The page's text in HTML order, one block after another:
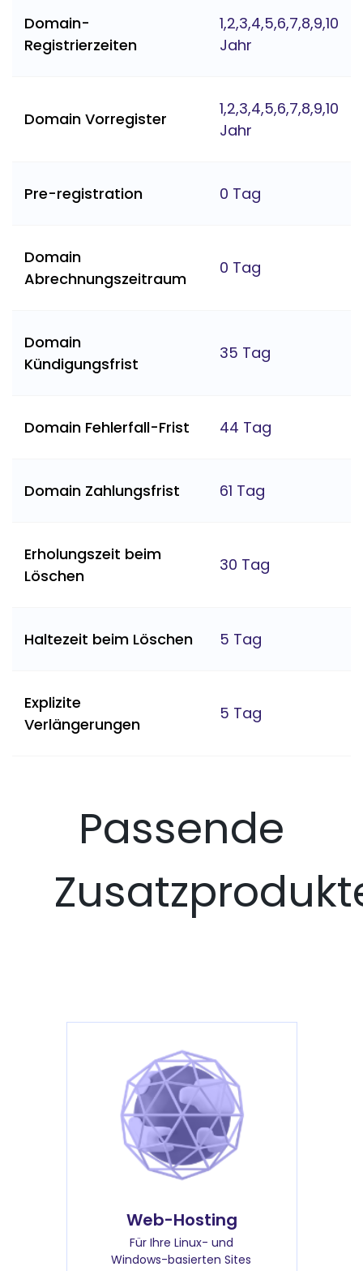
Domain-
Registrierzeiten
1,2,3,4,5,6,7,8,9,10
Jahr
Domain Vorregister
1,2,3,4,5,6,7,8,9,10
Jahr
Pre-registration 0 Tag
Domain
Abrechnungszeitraum
0 Tag
Domain
Kündigungsfrist
35 Tag
Domain Fehlerfall-Frist 44 Tag
Domain Zahlungsfrist 61 Tag
Erholungszeit beim
Löschen
30 Tag
Haltezeit beim Löschen 5 Tag
Explizite
Verlängerungen
5 Tag
Passende
Web-Hosting
Für Ihre Linux- und
Windows-basierten Sites